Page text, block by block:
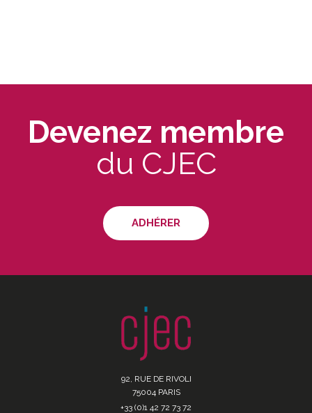
Devenez membre
du CJEC
ADHÉRER
92, RUE DE RIVOLI
75004 PARIS
+33 (0)1 42 72 73 72